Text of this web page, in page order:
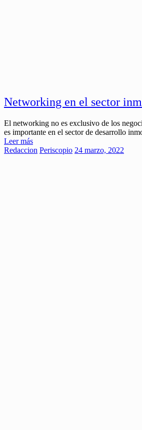
Networking en el sector
El networking no es exclusivo de los
es importante en el sector de desarrollo
Leer más
Redaccion Periscopio 24 marzo, 2022